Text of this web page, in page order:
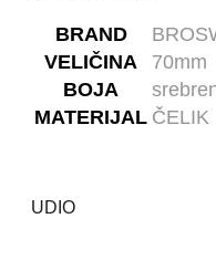
BRAND
VELIČINA
70mm
BOJA
MATERIJAL ČELIK
UDIO